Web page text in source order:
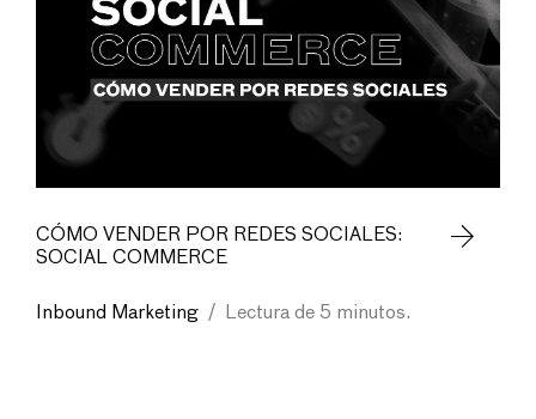
CÓMO VENDER POR REDES SOCIALES:
SOCIAL COMMERCE
Inbound Marketing / Lectura de 5 minutos.